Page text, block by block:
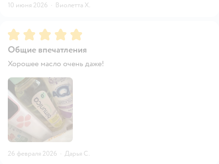
10 июня 2026 · Виолетта Х.
Рейтинг:5
Общие впечатления
Хорошее масло очень даже!
26 февраля 2026 · Дарья С.